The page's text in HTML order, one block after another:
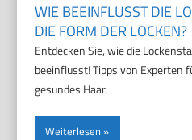
WIE BEEINFLUSST DIE
IE FORM DER LOCKEN?
Entdecken Sie, wie die
beeinflusst! Tipps von Experten
gesundes Haar.
Weiterlesen